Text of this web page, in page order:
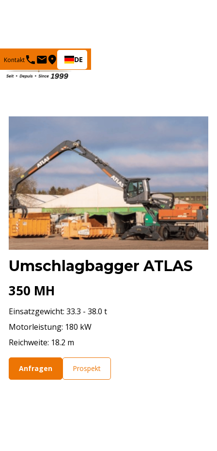
Kontakt DE
Umschlagbagger ATLAS
350 MH
Einsatzgewicht: 33.3 - 38.0 t
Motorleistung: 180 kW
Reichweite: 18.2 m
Anfragen Prospekt